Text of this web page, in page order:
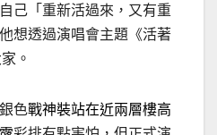
己「重新活過來，又有重
想透過演唱會主題《活著
。
色戰神裝站在近兩層樓高